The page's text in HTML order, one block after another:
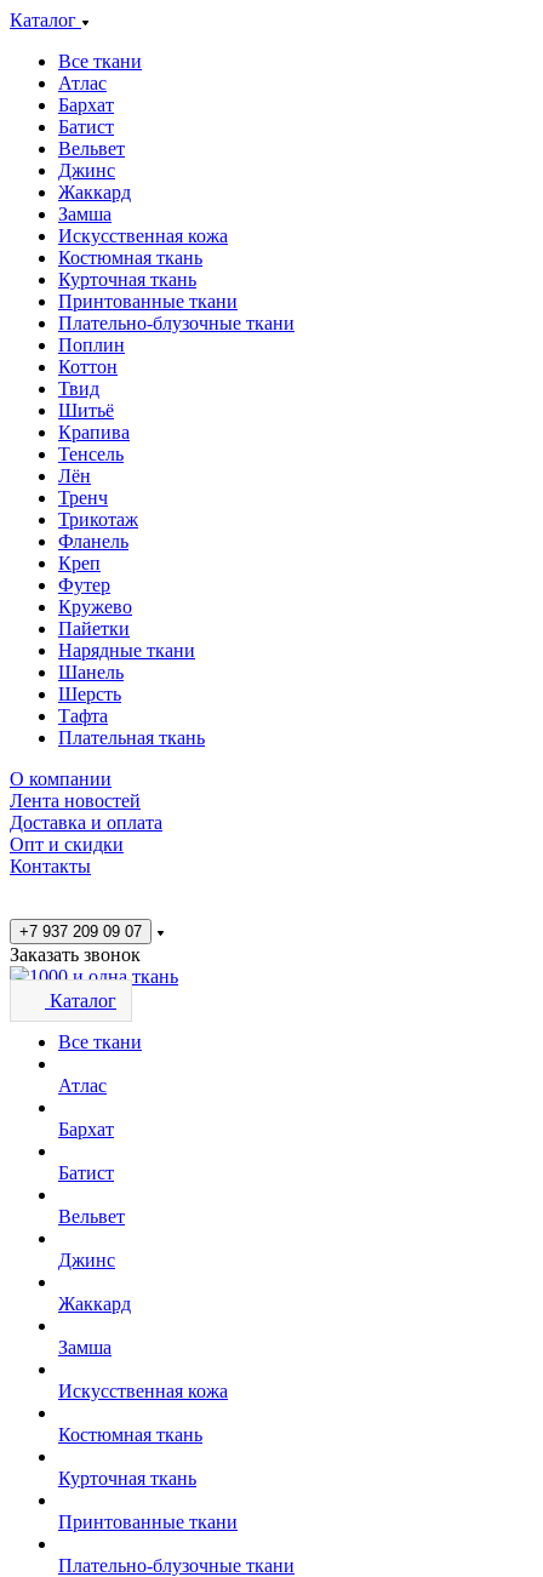
Каталог
Все ткани
Атлас
Бархат
Батист
Вельвет
Джинс
Жаккард
Замша
Искусственная кожа
Костюмная ткань
Курточная ткань
Принтованные ткани
Плательно-блузочные ткани
Поплин
Коттон
Твид
Шитьё
Крапива
Тенсель
Лён
Тренч
Трикотаж
Фланель
Креп
Футер
Кружево
Пайетки
Нарядные ткани
Шанель
Шерсть
Тафта
Плательная ткань
О компании
Лента новостей
Доставка и оплата
Опт и скидки
Контакты
+7 937 209 09 07
Заказать звонок
Каталог
Все ткани
Атлас
Бархат
Батист
Вельвет
Джинс
Жаккард
Замша
Искусственная кожа
Костюмная ткань
Курточная ткань
Принтованные ткани
Плательно-блузочные ткани